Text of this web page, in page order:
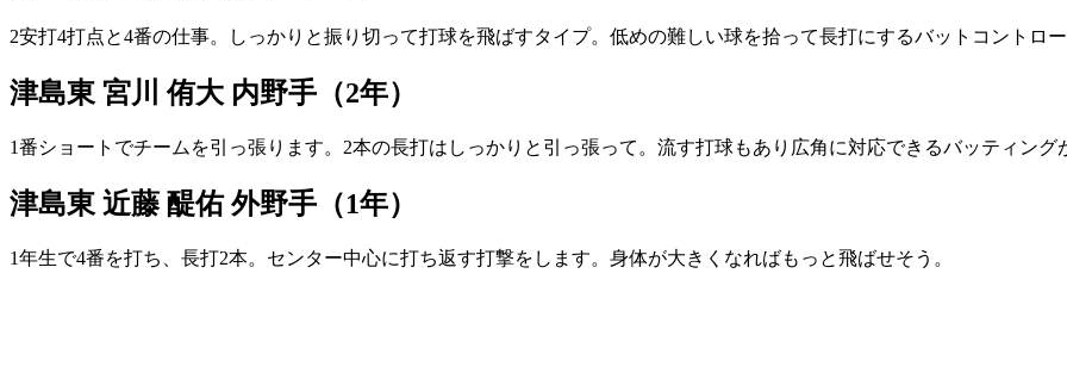
2安打4打点と4番の仕事。しっかりと振り切って打球を飛ばすタイプ。低めの難しい球を拾って長打にするバットコントロ
津島東 宮川 侑大 内野手（2年）
1番ショートでチームを引っ張ります。2本の長打はしっかりと引っ張って。流す打球もあり広角に対応できるバッティング
津島東 近藤 醍佑 外野手（1年）
1年生で4番を打ち、長打2本。センター中心に打ち返す打撃をします。身体が大きくなればもっと飛ばせそう。